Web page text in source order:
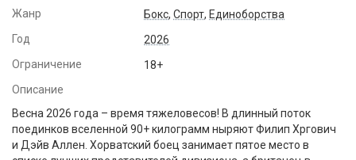
О сайте
Активировать промокод
Жанр Бокс, Спорт, Единоборства
Год
2026
Ограничение
18+
Описание
Весна 2026 года – время тяжеловесов! В длинный поток
поединков вселенной 90+ килограмм ныряют Филип Хргович
и Дэйв Аллен. Хорватский боец занимает пятое место в